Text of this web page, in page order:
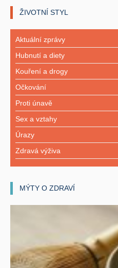
ŽIVOTNÍ STYL
Aktuální zprávy
Hubnutí a diety
Kouření a drogy
Očkování
Proti únavě
Sex a vztahy
Úrazy
Zdravá výživa
MÝTY O ZDRAVÍ